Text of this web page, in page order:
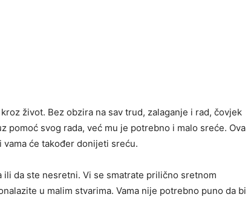
život. Bez obzira na sav trud, zalaganje i rad, čovjek
pomoć svog rada, već mu je potrebno i malo sreće. Ova
će također donijeti sreću.
da ste nesretni. Vi se smatrate prilično sretnom
u malim stvarima. Vama nije potrebno puno da bi